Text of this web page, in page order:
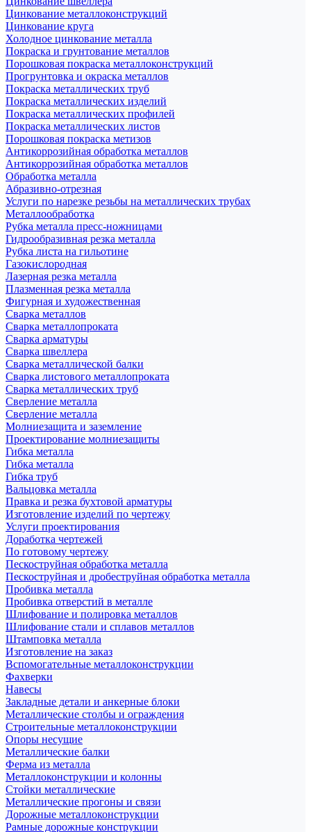
Цинкование металлоконструкций
Цинкование круга
Холодное цинкование металла
Покраска и грунтование металлов
Порошковая покраска металлоконструкций
Прогрунтовка и окраска металлов
Покраска металлических труб
Покраска металлических изделий
Покраска металлических профилей
Покраска металлических листов
Порошковая покраска метизов
Антикоррозийная обработка металлов
Антикоррозийная обработка металлов
Обработка металла
Абразивно-отрезная
Услуги по нарезке резьбы на металлических трубах
Металлообработка
Рубка металла пресс-ножницами
Гидрообразивная резка металла
Рубка листа на гильотине
Газокислородная
Лазерная резка металла
Плазменная резка металла
Фигурная и художественная
Сварка металлов
Сварка металлопроката
Сварка арматуры
Сварка швеллера
Сварка металлической балки
Сварка листового металлопроката
Сварка металлических труб
Сверление металла
Сверление металла
Молниезащита и заземление
Проектирование молниезащиты
Гибка металла
Гибка металла
Гибка труб
Вальцовка металла
Правка и резка бухтовой арматуры
Изготовление изделий по чертежу
Услуги проектирования
Доработка чертежей
По готовому чертежу
Пескоструйная обработка металла
Пескоструйная и дробеструйная обработка металла
Пробивка металла
Пробивка отверстий в металле
Шлифование и полировка металлов
Шлифование стали и сплавов металлов
Штамповка металла
Изготовление на заказ
Вспомогательные металлоконструкции
Фахверки
Навесы
Закладные детали и анкерные блоки
Металлические столбы и ограждения
Строительные металлоконструкции
Опоры несущие
Металлические балки
Ферма из металла
Металлоконструкции и колонны
Стойки металлические
Металлические прогоны и связи
Дорожные металлоконструкции
Рамные дорожные конструкции